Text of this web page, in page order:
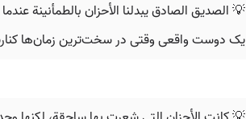
💡 الصديق الصادق يبدلنا الأحزان بالطمأنينة
یک دوست واقعی وقتی در سخت‌ترین زمان‌ها